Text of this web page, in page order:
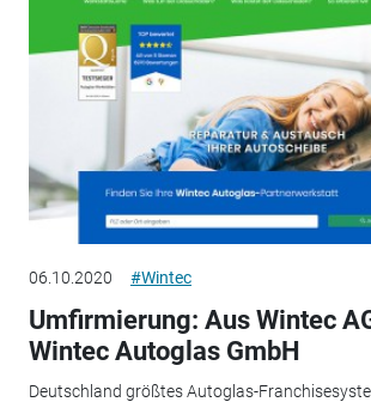
06.10.2020 #Wintec
Umfirmierung: Aus Wintec
Wintec Autoglas GmbH
Deutschland größtes Autoglas-